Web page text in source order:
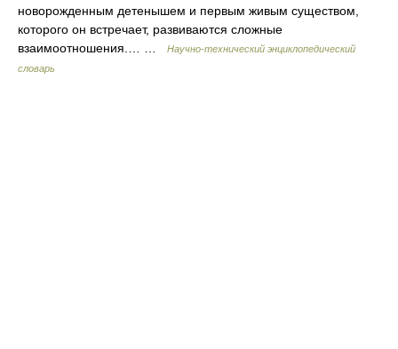
новорожденным детенышем и первым живым существом,
которого он встречает, развиваются сложные
взаимоотношения.… …
Научно-технический энциклопедический
словарь